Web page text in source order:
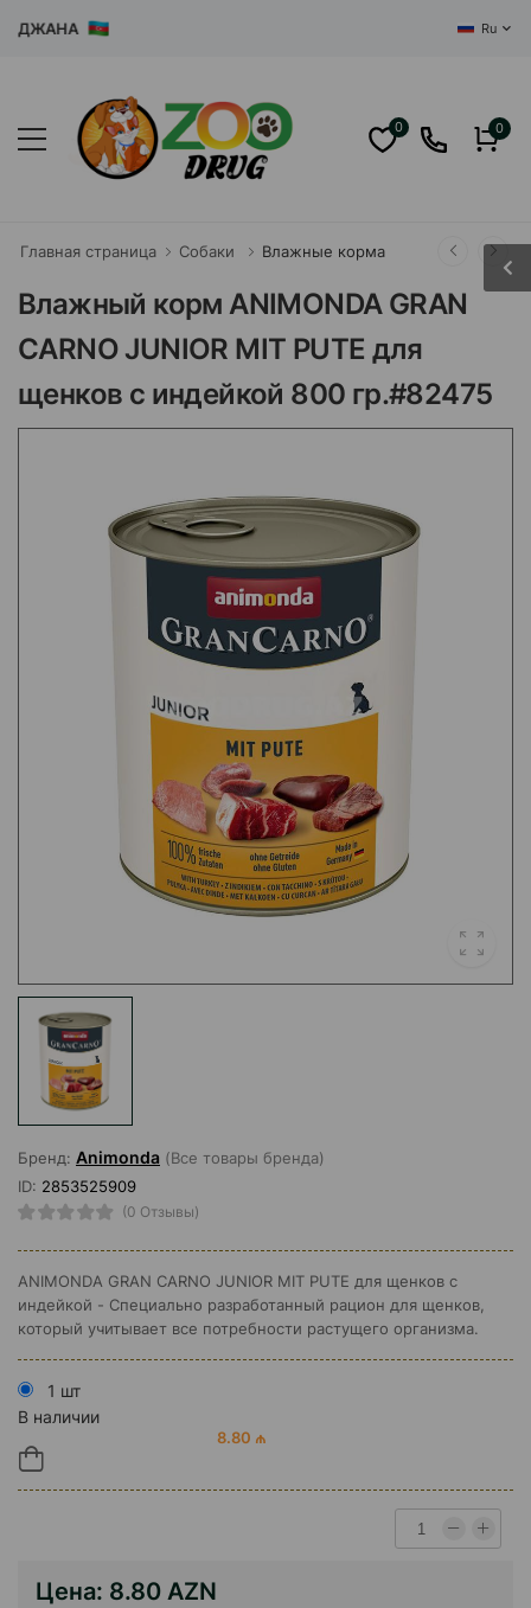
Ru
0 0
Главная страница Собаки Влажные корма
Влажный корм ANIMONDA GRAN
CARNO JUNIOR MIT PUTE для
щенков с индейкой 800 гр.#82475
Бренд: Animonda (Все товары бренда)
ID: 2853525909
(0 Отзывы)
ANIMONDA GRAN CARNO JUNIOR MIT PUTE для щенков с
индейкой - Специально разработанный рацион для щенков,
который учитывает все потребности растущего организма.
1 шт
В наличии
8.80 ₼
Цена: 8.80 AZN